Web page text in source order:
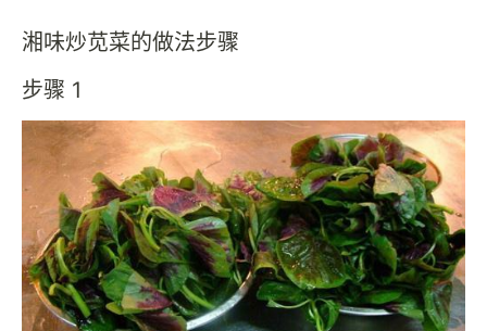
湘味炒苋菜的做法步骤
步骤 1